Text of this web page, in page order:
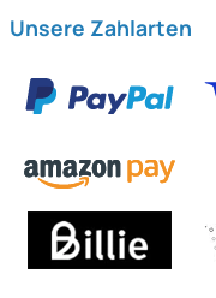
Unsere Zahlarten